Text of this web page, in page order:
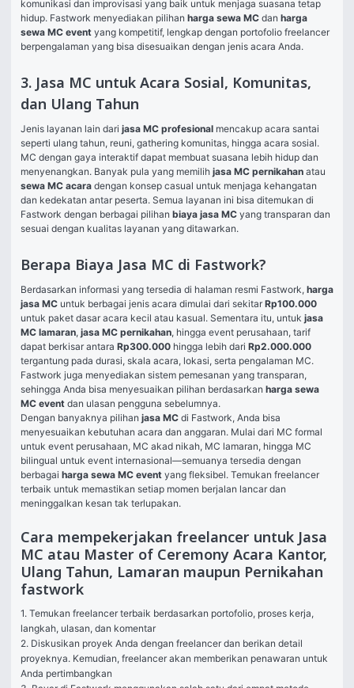
komunikasi dan improvisasi yang baik untuk menjaga suasana tetap
hidup. Fastwork menyediakan pilihan harga sewa MC dan harga
sewa MC event yang kompetitif, lengkap dengan portofolio freelancer
berpengalaman yang bisa disesuaikan dengan jenis acara Anda.
3. Jasa MC untuk Acara Sosial, Komunitas,
dan Ulang Tahun
Jenis layanan lain dari jasa MC profesional mencakup acara santai
seperti ulang tahun, reuni, gathering komunitas, hingga acara sosial.
MC dengan gaya interaktif dapat membuat suasana lebih hidup dan
menyenangkan. Banyak pula yang memilih jasa MC pernikahan
sewa MC acara dengan konsep casual untuk menjaga kehangatan
dan kedekatan antar peserta. Semua layanan ini bisa ditemukan di
Fastwork dengan berbagai pilihan biaya jasa MC yang transparan dan
sesuai dengan kualitas layanan yang ditawarkan.
Berapa Biaya Jasa MC di Fastwork?
Berdasarkan informasi yang tersedia di halaman resmi Fastwork, harga
jasa MC untuk berbagai jenis acara dimulai dari sekitar Rp100.000
untuk paket dasar acara kecil atau kasual. Sementara itu, untuk jasa
MC lamaran, jasa MC pernikahan, hingga event perusahaan, tarif
dapat berkisar antara Rp300.000 hingga lebih dari Rp2.000.000
tergantung pada durasi, skala acara, lokasi, serta pengalaman MC.
Fastwork juga menyediakan sistem pemesanan yang transparan,
sehingga Anda bisa menyesuaikan pilihan berdasarkan harga sewa
MC event dan ulasan pengguna sebelumnya.
Dengan banyaknya pilihan jasa MC di Fastwork, Anda bisa
menyesuaikan kebutuhan acara dan anggaran. Mulai dari MC formal
untuk event perusahaan, MC akad nikah, MC lamaran, hingga MC
bilingual untuk event internasional—semuanya tersedia dengan
berbagai harga sewa MC event yang fleksibel. Temukan freelancer
terbaik untuk memastikan setiap momen berjalan lancar dan
meninggalkan kesan tak terlupakan.
Cara mempekerjakan freelancer untuk Jasa
MC atau Master of Ceremony Acara Kantor,
Ulang Tahun, Lamaran maupun Pernikahan
fastwork
1. Temukan freelancer terbaik berdasarkan portofolio, proses kerja,
langkah, ulasan, dan komentar
2. Diskusikan proyek Anda dengan freelancer dan berikan detail
proyeknya. Kemudian, freelancer akan memberikan penawaran untuk
Anda pertimbangkan